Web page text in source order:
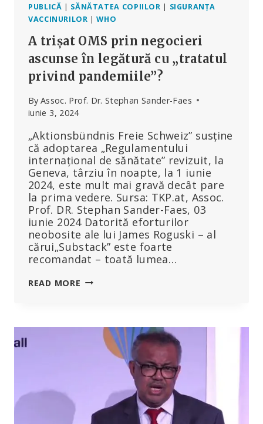
PUBLICĂ | SĂNĂTATEA COPIILOR | SIGURANȚA
VACCINURILOR |WHO
A trișat OMS prin negocieri
ascunse în legătură cu „tratatul
privind pandemiile”?
By Assoc. Prof. Dr. Stephan Sander-Faes
iunie 3, 2024
„Aktionsbündnis Freie Schweiz” susține
că adoptarea „Regulamentului
internațional de sănătate” revizuit, la
Geneva, târziu în noapte, la 1 iunie
2024, este mult mai gravă decât pare
la prima vedere. Sursa: TKP.at, Assoc.
Prof. DR. Stephan Sander-Faes, 03
iunie 2024 Datorită eforturilor
neobosite ale lui James Roguski – al
cărui„Substack” este foarte
recomandat – toată lumea…
READ MORE A
NEGOCIERI
ASCUNSE
LEGĂTURĂ
„TRATATUL
PRIVIND
PANDEMIILE”?